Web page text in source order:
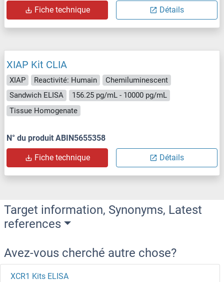
Fiche technique Détails
XIAP Kit CLIA
XIAP Reactivité: Humain
Chemiluminescent
Sandwich ELISA
156.25 pg/mL - 10000 pg/mL
Tissue Homogenate
N° du produit ABIN5655358
Fiche technique Détails
Target information, Synonyms, Latest
references
Avez-vous cherché autre chose?
XCR1 Kits ELISA